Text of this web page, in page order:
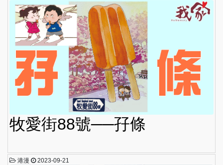
牧愛街88號──孖條
港漫 2023-09-21